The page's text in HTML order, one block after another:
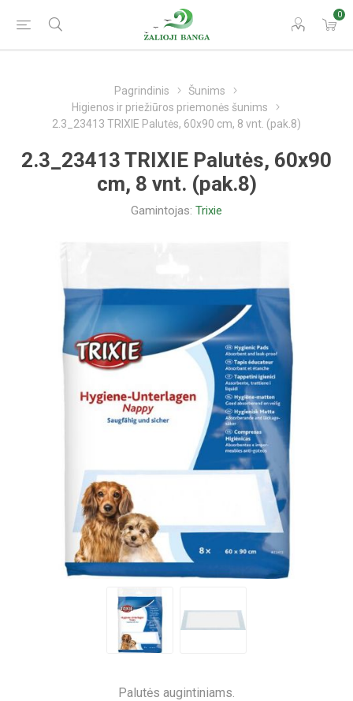
0
Pagrindinis
Šunims
Higienos ir priežiūros priemonės šunims
2.3_23413 TRIXIE Palutės, 60x90 cm, 8 vnt. (pak.8)
2.3_23413 TRIXIE Palutės, 60x90
cm, 8 vnt. (pak.8)
Gamintojas: Trixie
Palutės augintiniams.